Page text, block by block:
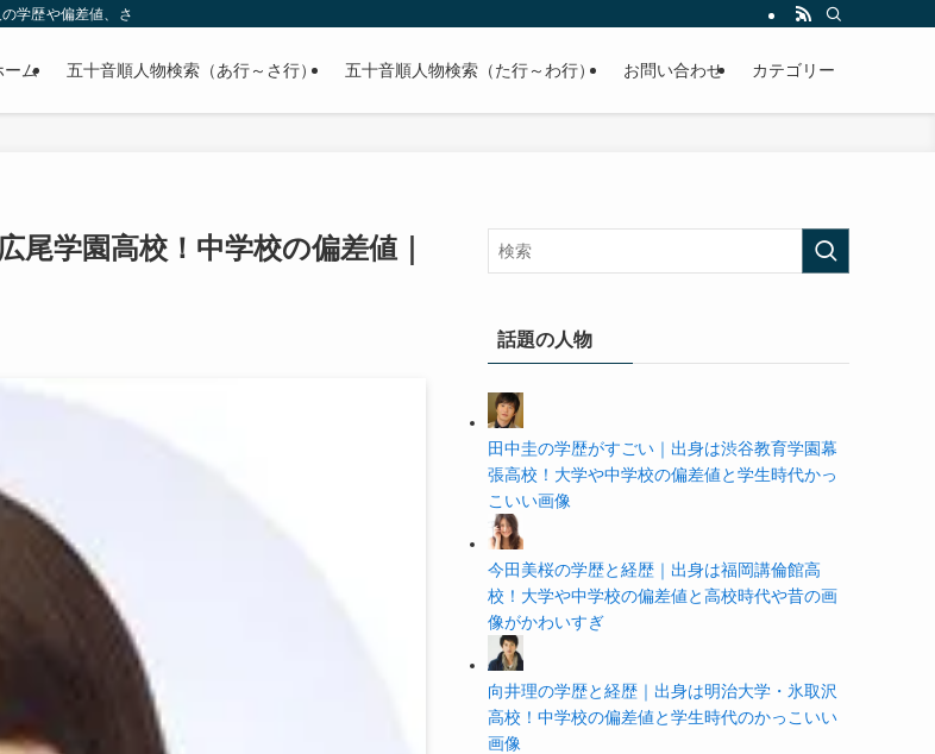
歴や偏差値、さらに政治家やスポーツ選手などの有名人の学歴や高校・大学の偏差値まで紹介していきます。
ーム 五十音順人物検索（あ行～さ行） 五十音順人物検索（た行～わ行） お問い合わせ カテゴリー
尾学園高校！中学校の偏差値｜
話題の人物
田中圭の学歴がすごい｜出身は渋谷教育学園幕
張高校！大学や中学校の偏差値と学生時代かっ
こいい画像
今田美桜の学歴と経歴｜出身は福岡講倫館高
校！大学や中学校の偏差値と高校時代や昔の画
像がかわいすぎ
向井理の学歴と経歴｜出身は明治大学・氷取沢
高校！中学校の偏差値と学生時代のかっこいい
画像